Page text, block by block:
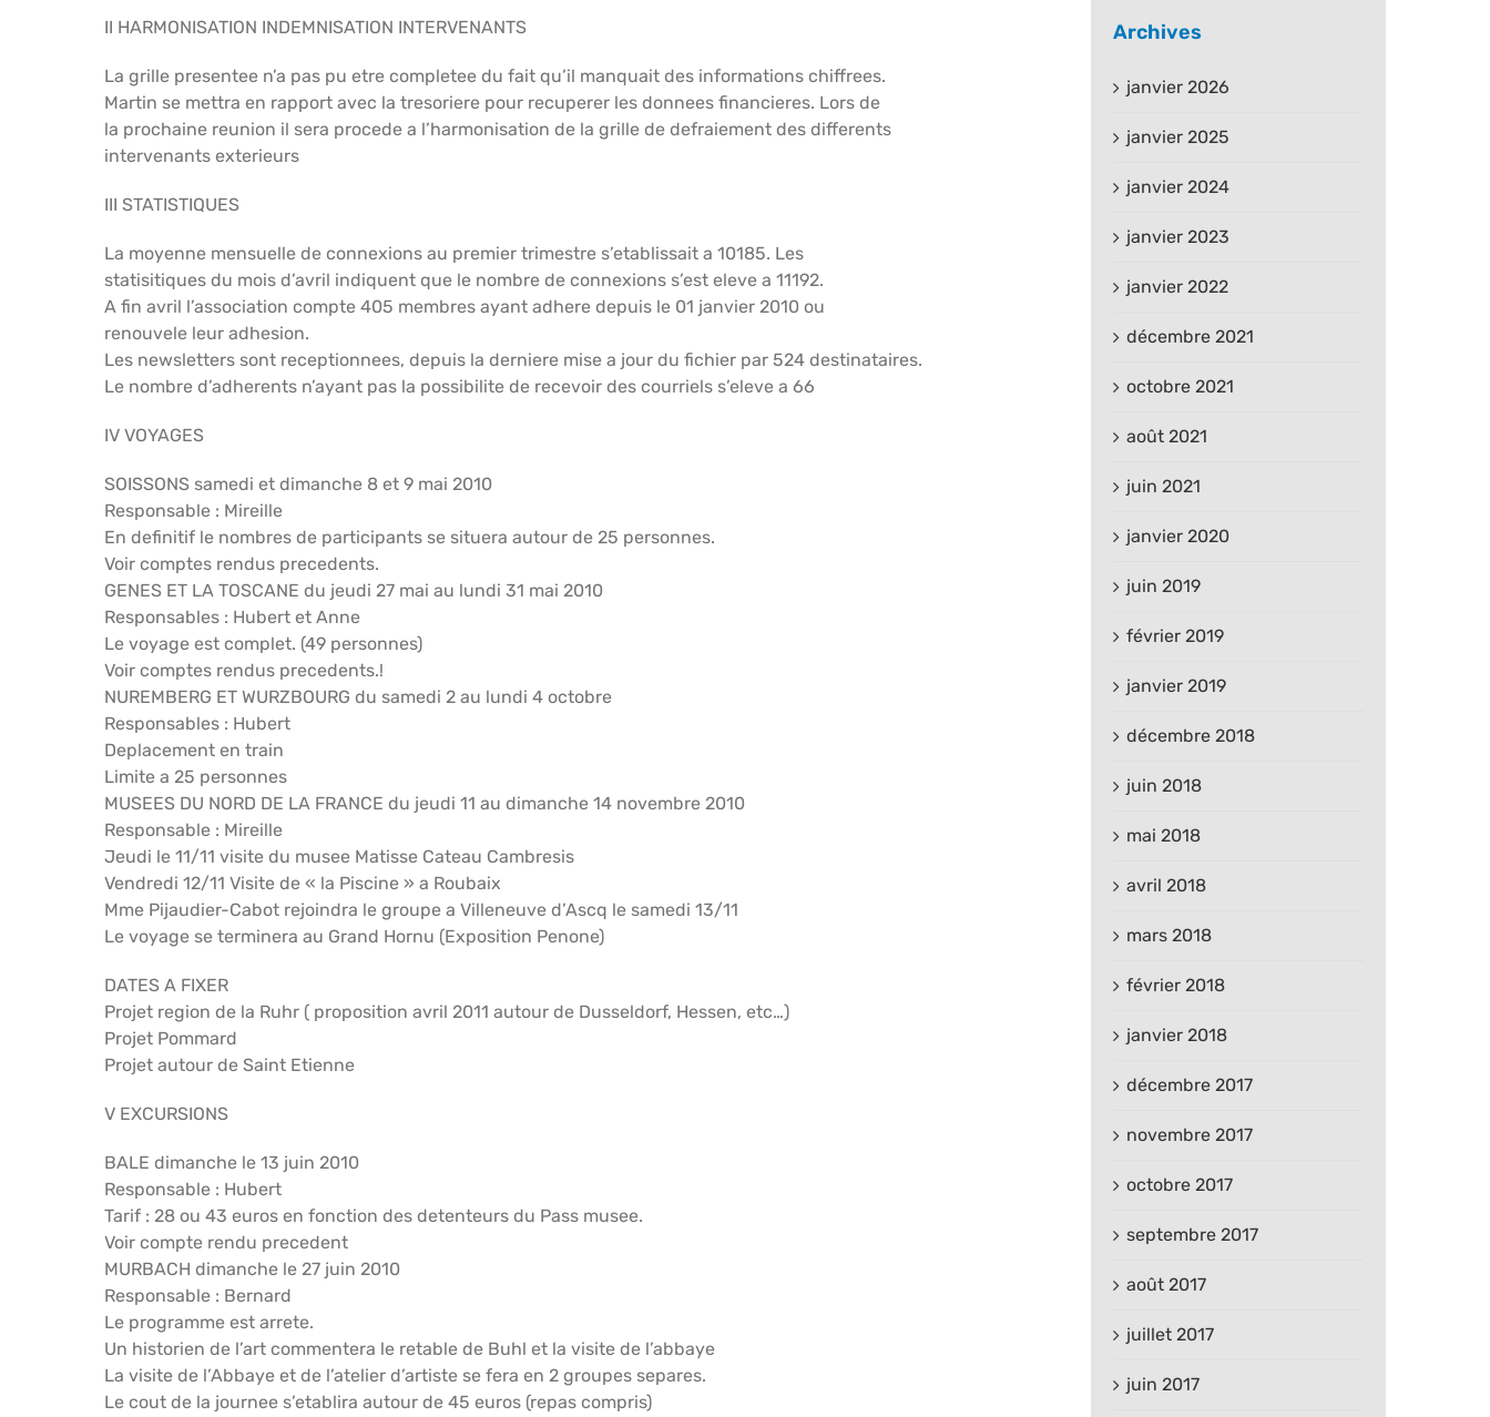
II HARMONISATION INDEMNISATION INTERVENANTS
La grille presentee n’a pas pu etre completee du fait qu’il manquait des informations chiffrees.
Martin se mettra en rapport avec la tresoriere pour recuperer les donnees financieres. Lors de
la prochaine reunion il sera procede a l’harmonisation de la grille de defraiement des differents
intervenants exterieurs
III STATISTIQUES
La moyenne mensuelle de connexions au premier trimestre s’etablissait a 10185. Les
statisitiques du mois d’avril indiquent que le nombre de connexions s’est eleve a 11192.
A fin avril l’association compte 405 membres ayant adhere depuis le 01 janvier 2010 ou
renouvele leur adhesion.
Les newsletters sont receptionnees, depuis la derniere mise a jour du fichier par 524 destinataires.
Le nombre d’adherents n’ayant pas la possibilite de recevoir des courriels s’eleve a 66
IV VOYAGES
SOISSONS samedi et dimanche 8 et 9 mai 2010
Responsable : Mireille
En definitif le nombres de participants se situera autour de 25 personnes.
Voir comptes rendus precedents.
GENES ET LA TOSCANE du jeudi 27 mai au lundi 31 mai 2010
Responsables : Hubert et Anne
Le voyage est complet. (49 personnes)
Voir comptes rendus precedents.!
NUREMBERG ET WURZBOURG du samedi 2 au lundi 4 octobre
Responsables : Hubert
Deplacement en train
Limite a 25 personnes
MUSEES DU NORD DE LA FRANCE du jeudi 11 au dimanche 14 novembre 2010
Responsable : Mireille
Jeudi le 11/11 visite du musee Matisse Cateau Cambresis
Vendredi 12/11 Visite de « la Piscine » a Roubaix
Mme Pijaudier-Cabot rejoindra le groupe a Villeneuve d’Ascq le samedi 13/11
Le voyage se terminera au Grand Hornu (Exposition Penone)
DATES A FIXER
Projet region de la Ruhr ( proposition avril 2011 autour de Dusseldorf, Hessen, etc…)
Projet Pommard
Projet autour de Saint Etienne
V EXCURSIONS
BALE dimanche le 13 juin 2010
Responsable : Hubert
Tarif : 28 ou 43 euros en fonction des detenteurs du Pass musee.
Voir compte rendu precedent
MURBACH dimanche le 27 juin 2010
Responsable : Bernard
Le programme est arrete.
Un historien de l’art commentera le retable de Buhl et la visite de l’abbaye
La visite de l’Abbaye et de l’atelier d’artiste se fera en 2 groupes separes.
Le cout de la journee s’etablira autour de 45 euros (repas compris)
Archives
janvier 2026
janvier 2025
janvier 2024
janvier 2023
janvier 2022
décembre 2021
octobre 2021
août 2021
juin 2021
janvier 2020
juin 2019
février 2019
janvier 2019
décembre 2018
juin 2018
mai 2018
avril 2018
mars 2018
février 2018
janvier 2018
décembre 2017
novembre 2017
octobre 2017
septembre 2017
août 2017
juillet 2017
juin 2017